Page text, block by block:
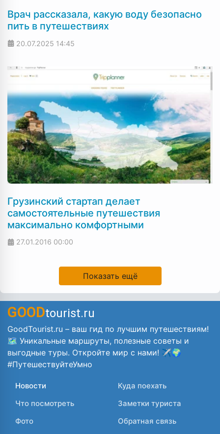
Врач рассказала, какую воду безопасно
пить в путешествиях
20.07.2025 14:45
Грузинский стартап делает
самостоятельные путешествия
максимально комфортными
27.01.2016 00:00
Показать ещё
GOODtourist.ru
GoodTourist.ru – ваш гид по лучшим путешествиям!
🗺️ Уникальные маршруты, полезные советы и
выгодные туры. Откройте мир с нами! ✈️🌍
#ПутешествуйтеУмно
Новости
Куда поехать
Что посмотреть
Заметки туриста
Фото
Обратная связь